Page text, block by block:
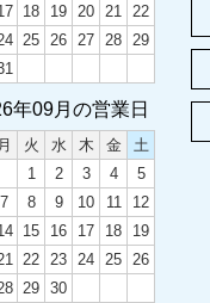
2023.08.19
2023.08.04
2023.04.25
2023.01.25
18 19 20 21
22
25 26 27 28
29
年09月の営業日
月 火 水 木 金
土
1
2 3 4
5
7 8 9 10 11
12
15 16 17 18
19
22 23 24 25
26
29 30